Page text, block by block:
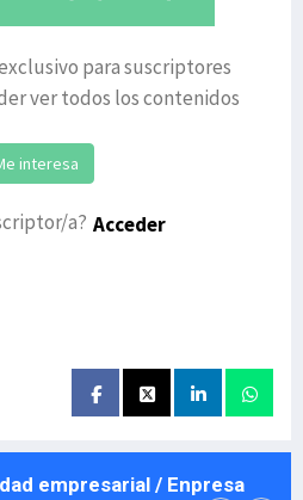
para suscriptores
ver todos los contenidos
interesa
a? Acceder
empresarial / Enpresa